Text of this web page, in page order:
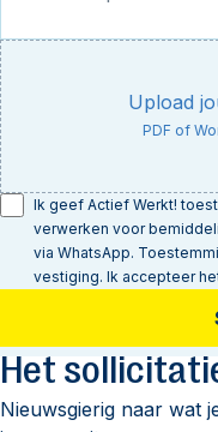
Upload
PDF of
Ik geef Actief Werkt!
verwerken voor
via WhatsApp.
vestiging. Ik accepteer
Het
Nieuwsgierig naar wat